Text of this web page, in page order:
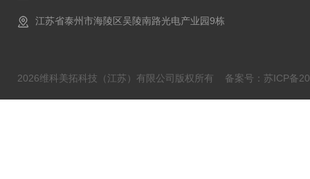
江苏省泰州市海陵区吴陵南路光电产业园9栋
2026维科美拓科技（江苏）有限公司版权所有 备案号：苏ICP备